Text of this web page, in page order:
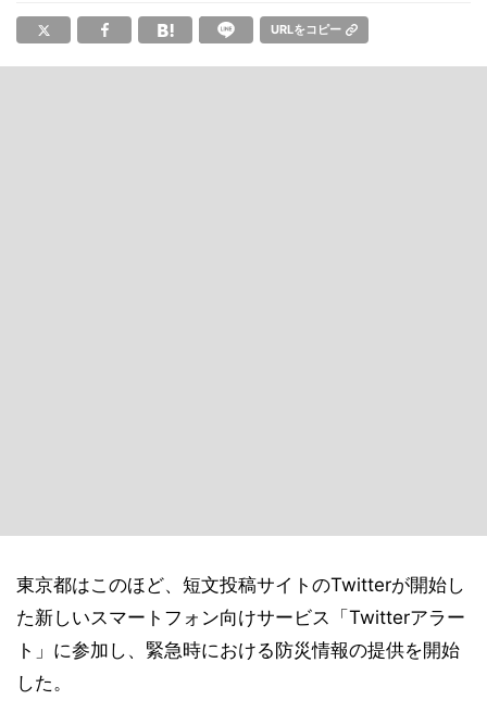
URLをコピー
東京都はこのほど、短文投稿サイトのTwitterが開始し
た新しいスマートフォン向けサービス「Twitterアラー
ト」に参加し、緊急時における防災情報の提供を開始
した。